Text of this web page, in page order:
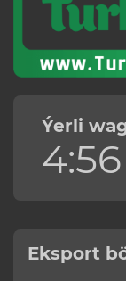
Ýerli
4:56
Eksport